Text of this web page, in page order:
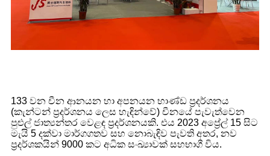
133 වන චීන ආනයන හා අපනයන භාණ්ඩ ප්‍රදර්ශනය
(කැන්ටන් ප්‍රදර්ශනය ලෙස හැඳින්වේ) චීනයේ පැවැත්වෙන
පුළුල් ජාත්‍යන්තර වෙළඳ ප්‍රදර්ශනයකි. එය 2023 අප්‍රේල් 15 සිට
මැයි 5 දක්වා මාර්ගගතව සහ නොබැඳිව පැවති අතර, නව
ප්‍රදර්ශකයින් 9000 කට අධික සංඛ්‍යාවක් සහභාගී විය.